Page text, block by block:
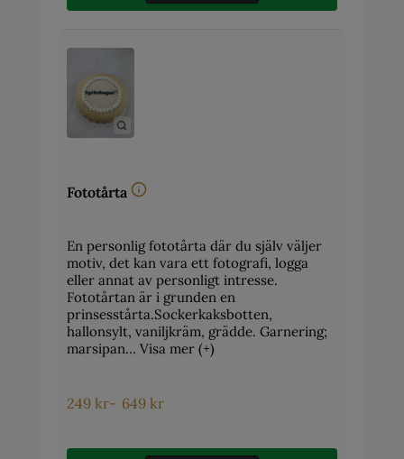
Fototårta
En personlig fototårta där du själv väljer
motiv, det kan vara ett fotografi, logga
eller annat av personligt intresse.
Fototårtan är i grunden en
prinsesstårta.Sockerkaksbotten,
hallonsylt, vaniljkräm, grädde. Garnering;
marsipan… Visa mer (+)
249 kr- 649 kr